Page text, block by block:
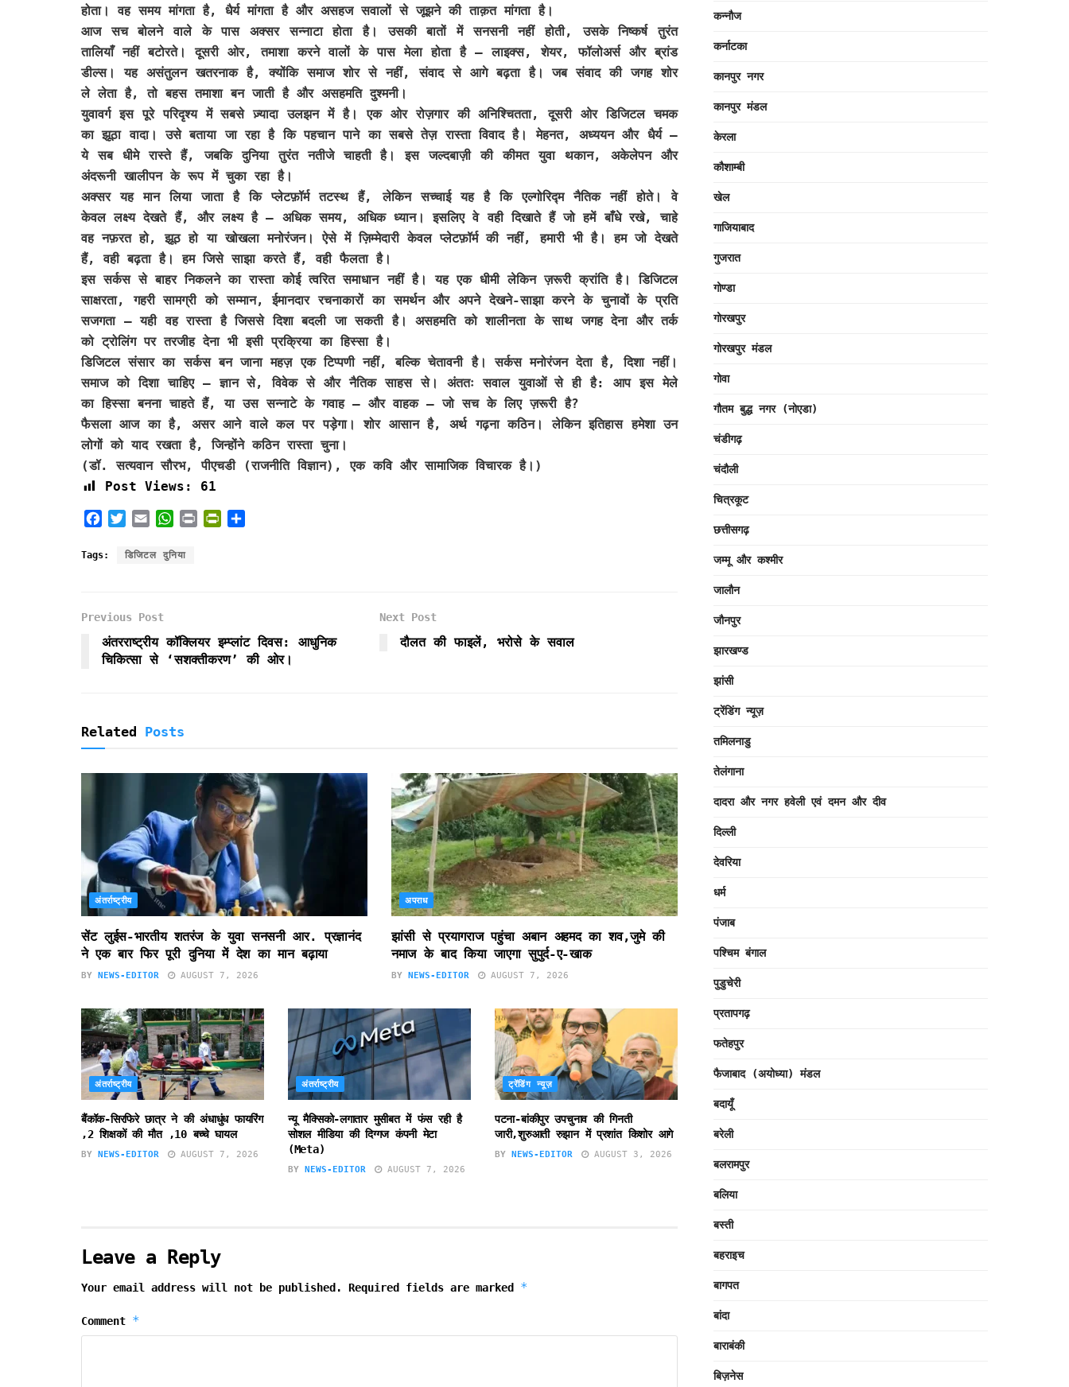
होता। वह समय मांगता है, धैर्य मांगता है और असहज सवालों से जूझने की ताक़त मांगता है।
आज सच बोलने वाले के पास अक्सर सन्नाटा होता है। उसकी बातों में सनसनी नहीं होती, उसके निष्कर्ष तुरंत
तालियाँ नहीं बटोरते। दूसरी ओर, तमाशा करने वालों के पास मेला होता है — लाइक्स, शेयर, फॉलोअर्स और ब्रांड
डील्स। यह असंतुलन खतरनाक है, क्योंकि समाज शोर से नहीं, संवाद से आगे बढ़ता है। जब संवाद की जगह शोर
ले लेता है, तो बहस तमाशा बन जाती है और असहमति दुश्मनी।
युवावर्ग इस पूरे परिदृश्य में सबसे ज़्यादा उलझन में है। एक ओर रोज़गार की अनिश्चितता, दूसरी ओर डिजिटल चमक
का झूठा वादा। उसे बताया जा रहा है कि पहचान पाने का सबसे तेज़ रास्ता विवाद है। मेहनत, अध्ययन और धैर्य —
ये सब धीमे रास्ते हैं, जबकि दुनिया तुरंत नतीजे चाहती है। इस जल्दबाज़ी की कीमत युवा थकान, अकेलेपन और
अंदरूनी खालीपन के रूप में चुका रहा है।
अक्सर यह मान लिया जाता है कि प्लेटफ़ॉर्म तटस्थ हैं, लेकिन सच्चाई यह है कि एल्गोरिद्म नैतिक नहीं होते। वे
केवल लक्ष्य देखते हैं, और लक्ष्य है — अधिक समय, अधिक ध्यान। इसलिए वे वही दिखाते हैं जो हमें बाँधे रखे, चाहे
वह नफ़रत हो, झूठ हो या खोखला मनोरंजन। ऐसे में ज़िम्मेदारी केवल प्लेटफ़ॉर्म की नहीं, हमारी भी है। हम जो देखते
हैं, वही बढ़ता है। हम जिसे साझा करते हैं, वही फैलता है।
इस सर्कस से बाहर निकलने का रास्ता कोई त्वरित समाधान नहीं है। यह एक धीमी लेकिन ज़रूरी क्रांति है। डिजिटल
साक्षरता, गहरी सामग्री को सम्मान, ईमानदार रचनाकारों का समर्थन और अपने देखने-साझा करने के चुनावों के प्रति
सजगता — यही वह रास्ता है जिससे दिशा बदली जा सकती है। असहमति को शालीनता के साथ जगह देना और तर्क
को ट्रोलिंग पर तरजीह देना भी इसी प्रक्रिया का हिस्सा है।
डिजिटल संसार का सर्कस बन जाना महज़ एक टिप्पणी नहीं, बल्कि चेतावनी है। सर्कस मनोरंजन देता है, दिशा नहीं।
समाज को दिशा चाहिए — ज्ञान से, विवेक से और नैतिक साहस से। अंततः सवाल युवाओं से ही है: आप इस मेले
का हिस्सा बनना चाहते हैं, या उस सन्नाटे के गवाह — और वाहक — जो सच के लिए ज़रूरी है?
फैसला आज का है, असर आने वाले कल पर पड़ेगा। शोर आसान है, अर्थ गढ़ना कठिन। लेकिन इतिहास हमेशा उन
लोगों को याद रखता है, जिन्होंने कठिन रास्ता चुना।
(डॉ. सत्यवान सौरभ, पीएचडी (राजनीति विज्ञान), एक कवि और सामाजिक विचारक है।)
Post Views:
61
c
o
k
i
r
a
a
p
i
e
Tags: डिजिटल दुनिया
Previous Post
अंतरराष्ट्रीय कॉक्लियर इम्प्लांट दिवस: आधुनिक
चिकित्सा से ‘सशक्तीकरण’ की ओर।
Next Post
दौलत की फाइलें, भरोसे के सवाल
Related Posts
अंतर्राष्ट्रीय
सेंट लुईस-भारतीय शतरंज के युवा सनसनी आर. प्रज्ञानंद
ने एक बार फिर पूरी दुनिया में देश का मान बढ़ाया
BY NEWS-EDITOR AUGUST 7, 2026
अपराध
झांसी से प्रयागराज पहुंचा अबान अहमद का शव,जुमे की
नमाज के बाद किया जाएगा सुपुर्द-ए-खाक
BY NEWS-EDITOR AUGUST 7, 2026
अंतर्राष्ट्रीय
बैंकॉक-सिरफिरे छात्र ने की अंधाधुंध फायरिंग
,2 शिक्षकों की मौत ,10 बच्चे घायल
BY NEWS-EDITOR AUGUST 7, 2026
अंतर्राष्ट्रीय
न्यू मैक्सिको-लगातार मुसीबत में फंस रही है
सोशल मीडिया की दिग्गज कंपनी मेटा
(Meta)
BY NEWS-EDITOR AUGUST 7, 2026
ट्रेंडिंग न्यूज़
पटना-बांकीपुर उपचुनाव की गिनती
जारी,शुरुआती रुझान में प्रशांत किशोर आगे
BY NEWS-EDITOR AUGUST 3, 2026
Leave a Reply
Your email address will not be published. Required fields are marked *
Comment *
कन्नौज
कर्नाटका
कानपुर नगर
कानपुर मंडल
केरला
कौशाम्बी
खेल
गाजियाबाद
गुजरात
गोण्डा
गोरखपुर
गोरखपुर मंडल
गोवा
गौतम बुद्ध नगर (नोएडा)
चंडीगढ़
चंदौली
चित्रकूट
छत्तीसगढ़
जम्मू और कश्मीर
जालौन
जौनपुर
झारखण्ड
झांसी
ट्रेंडिंग न्यूज़
तमिलनाडु
तेलंगाना
दादरा और नगर हवेली एवं दमन और दीव
दिल्ली
देवरिया
धर्म
पंजाब
पश्चिम बंगाल
पुडुचेरी
प्रतापगढ़
फतेहपुर
फैजाबाद (अयोध्या) मंडल
बदायूँ
बरेली
बलरामपुर
बलिया
बस्ती
बहराइच
बागपत
बांदा
बाराबंकी
बिज़नेस